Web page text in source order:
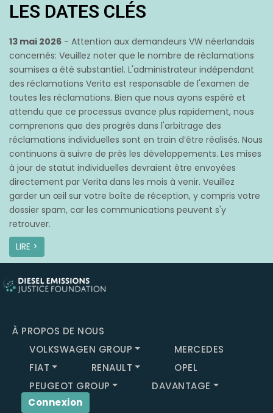
LES DATES CLÉS
13 mai 2026 - Attention aux demandeurs VW néerlandais
concernés: Veuillez noter que le nombre de réclamations
soumises a été substantiel. L'administrateur indépendant
des réclamations Verita est responsable de l'examen de
toutes les réclamations. Bien que nous ayons espéré et
attendu que ce processus avance plus rapidement, nous
comprenons que des progrès dans l'arbitrage des
réclamations individuelles sont en train d’être réalisés. Nous
continuons à suivre de près les développements. Les mises
à jour de statut individuelles devraient être envoyées
directement par Verita dans les mois à venir. Veuillez
garder un œil sur votre boîte de réception, y compris votre
dossier spam, car les communications peuvent s'y
retrouver.
LIRE >
À PROPOS DE NOUS
VOLKSWAGEN GROUP
MERCEDES
FIAT
RENAULT
OPEL
PEUGEOT GROUP
DAVANTAGE
Connexion